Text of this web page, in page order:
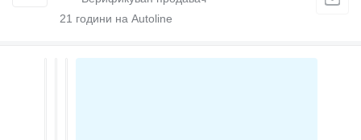
21 години на Autoline